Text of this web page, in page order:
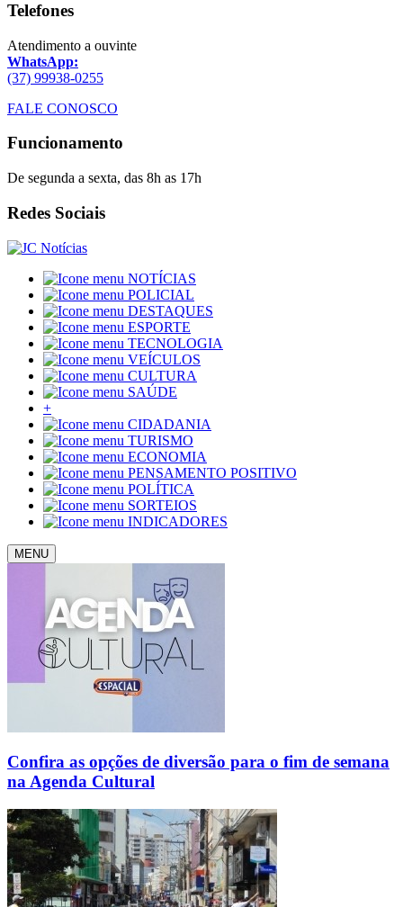
Telefones
Atendimento a ouvinte
WhatsApp:
(37) 99938-0255
FALE CONOSCO
Funcionamento
De segunda a sexta, das 8h as 17h
Redes Sociais
NOTÍCIAS
POLICIAL
DESTAQUES
ESPORTE
TECNOLOGIA
VEÍCULOS
CULTURA
SAÚDE
+
CIDADANIA
TURISMO
ECONOMIA
PENSAMENTO POSITIVO
POLÍTICA
SORTEIOS
INDICADORES
MENU
Confira as opções de diversão para o fim de semana
na Agenda Cultural